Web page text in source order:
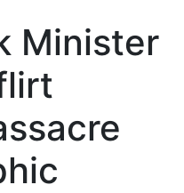
Minister